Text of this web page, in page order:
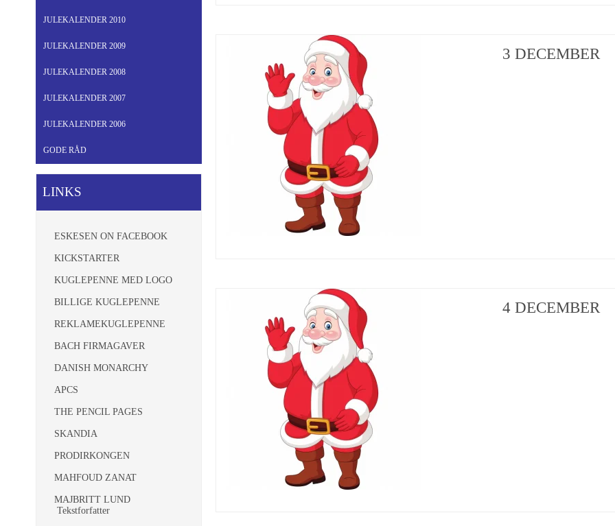
JULEKALENDER 2010
JULEKALENDER 2009
JULEKALENDER 2008
JULEKALENDER 2007
JULEKALENDER 2006
GODE RÅD
LINKS
ESKESEN ON FACEBOOK
KICKSTARTER
KUGLEPENNE MED LOGO
BILLIGE KUGLEPENNE
REKLAMEKUGLEPENNE
BACH FIRMAGAVER
DANISH MONARCHY
APCS
THE PENCIL PAGES
SKANDIA
PRODIRKONGEN
MAHFOUD ZANAT
MAJBRITT LUND
Tekstforfatter
3 DECEMBER
4 DECEMBER